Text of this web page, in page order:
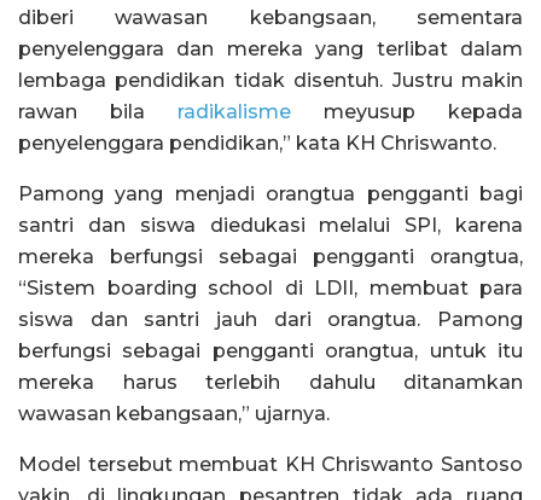
diberi wawasan kebangsaan, sementara
penyelenggara dan mereka yang terlibat dalam
lembaga pendidikan tidak disentuh. Justru makin
rawan bila radikalisme meyusup kepada
penyelenggara pendidikan,” kata KH Chriswanto.
Pamong yang menjadi orangtua pengganti bagi
santri dan siswa diedukasi melalui SPI, karena
mereka berfungsi sebagai pengganti orangtua,
“Sistem boarding school di LDII, membuat para
siswa dan santri jauh dari orangtua. Pamong
berfungsi sebagai pengganti orangtua, untuk itu
mereka harus terlebih dahulu ditanamkan
wawasan kebangsaan,” ujarnya.
Model tersebut membuat KH Chriswanto Santoso